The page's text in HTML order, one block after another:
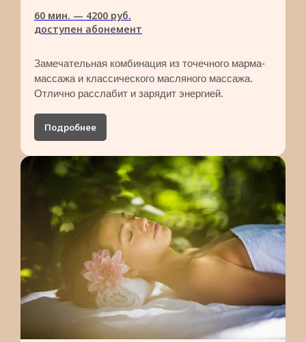
60 мин. — 4200 руб.
доступен абонемент
Замечательная комбинация из точечного марма-
массажа и классического масляного массажа.
Отлично расслабит и зарядит энергией.
Подробнее